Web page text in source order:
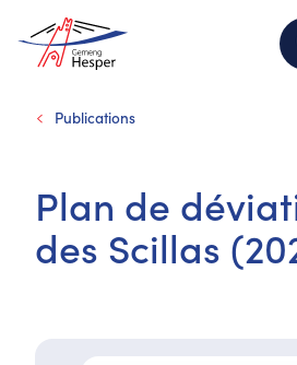
Publications
Plan de
des Scillas